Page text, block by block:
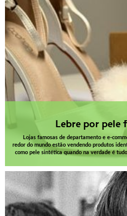
Lebre por pele
Lojas famosas de departamento e e-
redor do mundo estão vendendo produtos
como pele sintética quando na verdade é